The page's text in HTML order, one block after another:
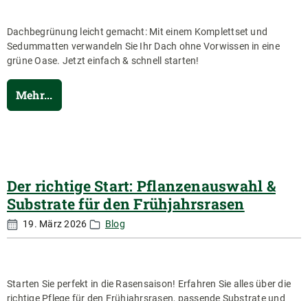
Dachbegrünung leicht gemacht: Mit einem Komplettset und
Sedummatten verwandeln Sie Ihr Dach ohne Vorwissen in eine
grüne Oase. Jetzt einfach & schnell starten!
Mehr...
Der richtige Start: Pflanzenauswahl &
Substrate für den Frühjahrsrasen
19. März 2026 Blog
Starten Sie perfekt in die Rasensaison! Erfahren Sie alles über die
richtige Pflege für den Frühjahrsrasen, passende Substrate und